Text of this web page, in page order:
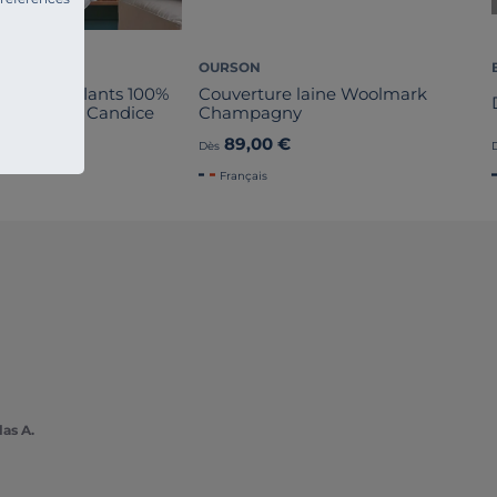
gonflants 100%
Canard Candice
OURSON
Couverture laine Woolmark
Champagny
Dès 89,00 €
Français
A.